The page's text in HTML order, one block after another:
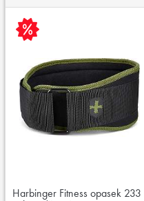
Harbinger Fitness opasek 233